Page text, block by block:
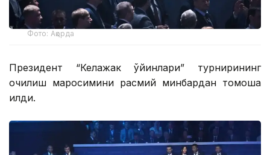
Фото: Ақорда
Президент “Келажак ўйинлари” турнирининг
очилиш маросимини расмий минбардан томоша
қилди.